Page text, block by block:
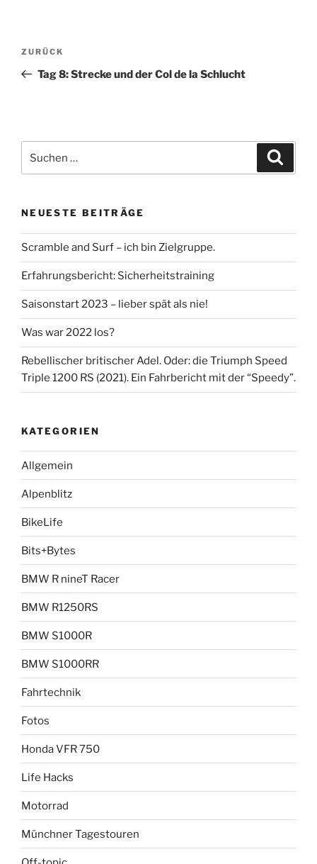
Beitragsnavigation
Vorheriger
Beitrag
ZURÜCK
Tag 8: Strecke und der Col de la Schlucht
nach:
NEUESTE BEITRÄGE
Scramble and Surf – ich bin Zielgruppe.
Erfahrungsbericht: Sicherheitstraining
Saisonstart 2023 – lieber spät als nie!
Was war 2022 los?
Rebellischer britischer Adel. Oder: die Triumph Speed
Triple 1200 RS (2021). Ein Fahrbericht mit der “Speedy”.
KATEGORIEN
Allgemein
Alpenblitz
BikeLife
Bits+Bytes
BMW R nineT Racer
BMW R1250RS
BMW S1000R
BMW S1000RR
Fahrtechnik
Fotos
Honda VFR 750
Life Hacks
Motorrad
Münchner Tagestouren